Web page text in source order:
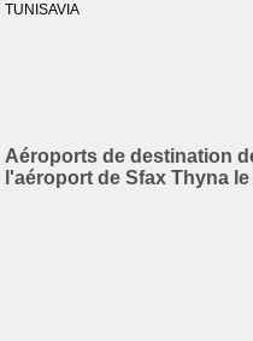
TUNISAVIA
Aéroports de destination
l'aéroport de Sfax Thyna